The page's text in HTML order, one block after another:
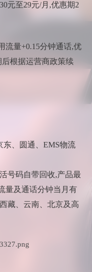
元至29元/月,优惠期2
流量+0.15分钟通话,优
根据运营商政策续
东、圆通、EMS物流
号码自带回收,产品最
量及通话分钟当月有
藏、云南、北京及高